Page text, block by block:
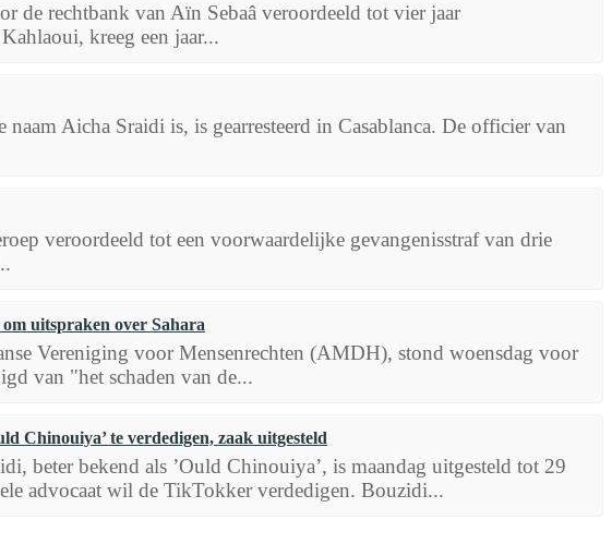
de rechtbank van Aïn Sebaâ veroordeeld tot vier jaar
kreeg een jaar...
Aicha Sraidi is, is gearresteerd in Casablanca. De officier van
veroordeeld tot een voorwaardelijke gevangenisstraf van drie
uitspraken over Sahara
Vereniging voor Mensenrechten (AMDH), stond woensdag voor
van "het schaden van de...
Chinouiya’ te verdedigen, zaak uitgesteld
beter bekend als ’Ould Chinouiya’, is maandag uitgesteld tot 29
advocaat wil de TikTokker verdedigen. Bouzidi...